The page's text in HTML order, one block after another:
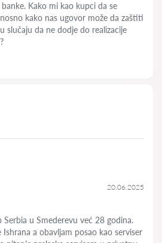
Kako mi kao kupci da se
kako nas ugovor može da zaštiti
slučaju da ne dodje do realizacije
20.06.2025
Serbia u Smederevu već 28 godina.
a obavljam posao kao serviser